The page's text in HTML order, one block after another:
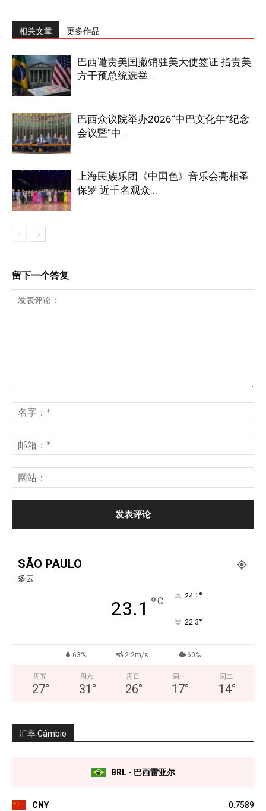
相关文章 更多作品
巴西谴责美国撤销驻美大使签证 指责美
方干预总统选举...
巴西众议院举办2026“中巴文化年”纪念
会议暨“中...
上海民族乐团《中国色》音乐会亮相圣
保罗 近千名观众...
留下一个答复
SÃO PAULO
多云
23.1 °C 24.1 °
22.3°
63% 2.2m/s 60%
周五
27°
周六
31 °
周日
26°
周一
17°
周二
14°
汇率 Câmbio
BRL - 巴西雷亚尔
CNY 0.7589